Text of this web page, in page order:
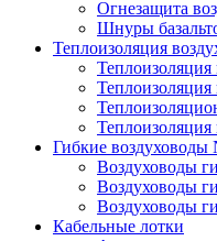
Огнезащита
Шнуры
Теплоизоляция
Гибкие воздуховоды
Воздуховоды
Воздуховоды
Воздуховоды
Кабельные лотки